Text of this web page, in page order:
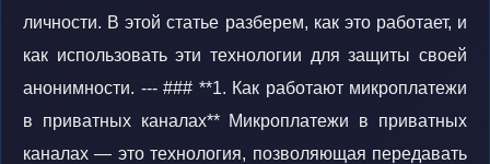
личности. В этой статье разберем, как это работает, и
как использовать эти технологии для защиты своей
анонимности. --- ### **1. Как работают микроплатежи
в приватных каналах** Микроплатежи в приватных
каналах — это технология, позволяющая передавать